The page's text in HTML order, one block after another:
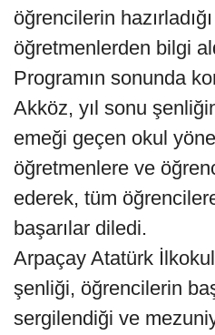
öğrencilerin
öğretmenlerden bilgi
Programın sonunda
Akköz, yıl sonu
emeği geçen okul
öğretmenlere ve
ederek, tüm
başarılar diledi.
Arpaçay Atatürk
şenliği, öğrencilerin
sergilendiği ve